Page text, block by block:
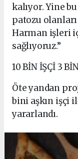
kalıyor. Yine
patozu
Harman işleri
sağlıyoruz.”
10 BİN İŞÇİ 3
Öte yandan
bini aşkın işçi
yararlandı.